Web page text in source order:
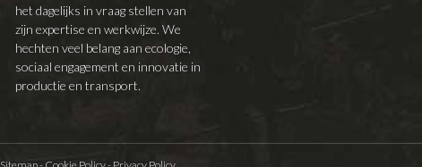
het dagelijks in vraag stellen van
zijn expertise en werkwijze. We
hechten veel belang aan ecologie,
sociaal engagement en innovatie in
productie en transport.